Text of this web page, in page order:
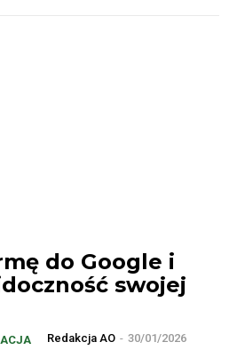
do Google i
swojej
Redakcja AO - 30/01/2026